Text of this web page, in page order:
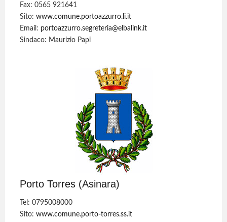
Fax: 0565 921641
Sito:www.comune.portoazzurro.li.it
Email: portoazzurro.segreteria@elbalink.it
Sindaco: Maurizio Papi
Porto Torres (Asinara)
Tel: 0795008000
Sito:www.comune.porto-torres.ss.it